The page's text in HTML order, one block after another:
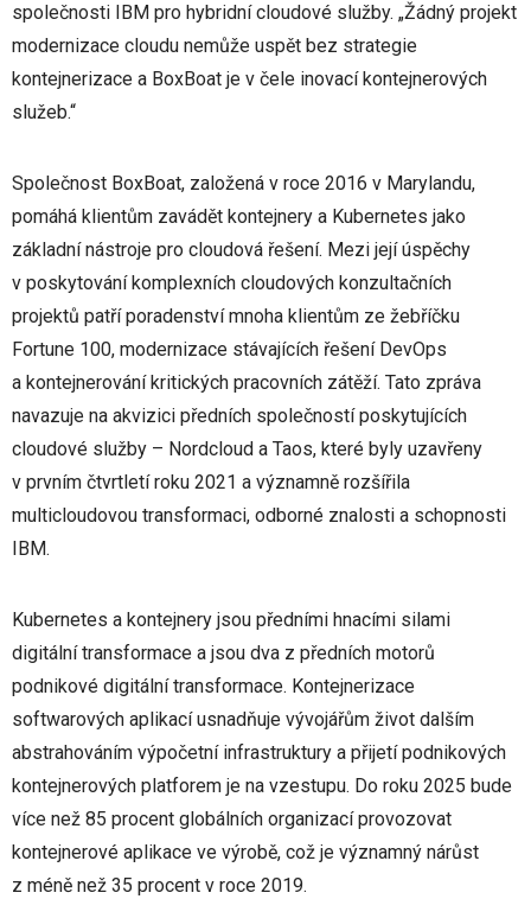
společnosti IBM pro hybridní cloudové služby. „Žádný projekt
modernizace cloudu nemůže uspět bez strategie
kontejnerizace a BoxBoat je v čele inovací kontejnerových
služeb.“
Společnost BoxBoat, založená v roce 2016 v Marylandu,
pomáhá klientům zavádět kontejnery a Kubernetes jako
základní nástroje pro cloudová řešení. Mezi její úspěchy
v poskytování komplexních cloudových konzultačních
projektů patří poradenství mnoha klientům ze žebříčku
Fortune 100, modernizace stávajících řešení DevOps
a kontejnerování kritických pracovních zátěží. Tato zpráva
navazuje na akvizici předních společností poskytujících
cloudové služby – Nordcloud a Taos, které byly uzavřeny
v prvním čtvrtletí roku 2021 a významně rozšířila
multicloudovou transformaci, odborné znalosti a schopnosti
IBM.
Kubernetes a kontejnery jsou předními hnacími silami
digitální transformace a jsou dva z předních motorů
podnikové digitální transformace. Kontejnerizace
softwarových aplikací usnadňuje vývojářům život dalším
abstrahováním výpočetní infrastruktury a přijetí podnikových
kontejnerových platforem je na vzestupu. Do roku 2025 bude
více než 85 procent globálních organizací provozovat
kontejnerové aplikace ve výrobě, což je významný nárůst
z méně než 35 procent v roce 2019.